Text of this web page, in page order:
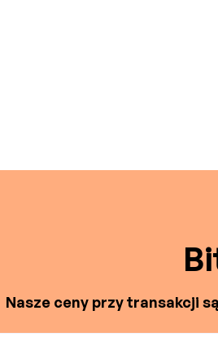
Nasze ceny przy transakcji